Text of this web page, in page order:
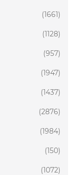
(1661)
(1128)
(957)
(1947)
(1437)
(2876)
(1984)
(150)
(1072)